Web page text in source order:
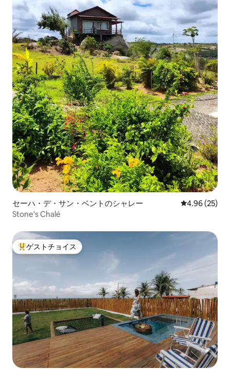
セーハ・デ・サン・ベントのシャレー レビュー25
4.96 (25)
Stone's Chalé
大好評のゲストチョイスです。
ゲストチョイス